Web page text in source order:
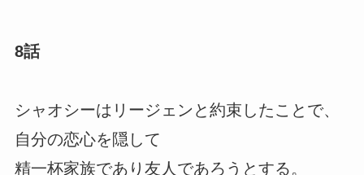
8話
シャオシーはリージェンと約束したことで、
自分の恋心を隠して
精一杯家族であり友人であろうとする。